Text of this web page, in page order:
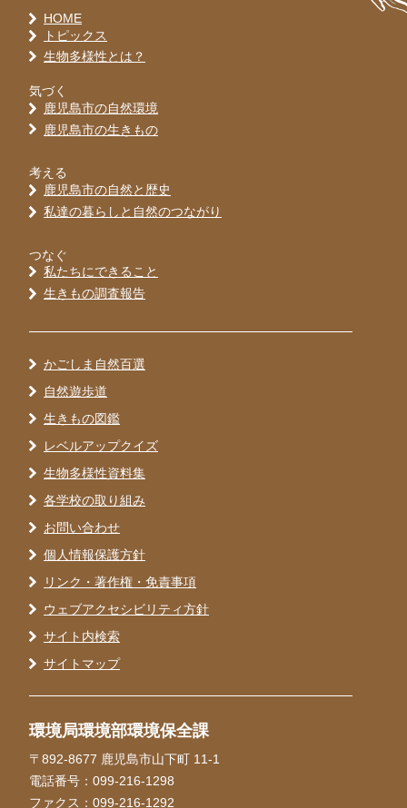
HOME
トピックス
生物多様性とは？
気づく
鹿児島市の自然環境
鹿児島市の生きもの
考える
鹿児島市の自然と歴史
私達の暮らしと自然のつながり
つなぐ
私たちにできること
生きもの調査報告
かごしま自然百選
自然遊歩道
生きもの図鑑
レベルアップクイズ
生物多様性資料集
各学校の取り組み
お問い合わせ
個人情報保護方針
リンク・著作権・免責事項
ウェブアクセシビリティ方針
サイト内検索
サイトマップ
環境局環境部環境保全課
〒892-8677 鹿児島市山下町 11-1
電話番号：099-216-1298
ファクス：099-216-1292